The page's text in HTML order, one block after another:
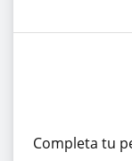
Completa tu